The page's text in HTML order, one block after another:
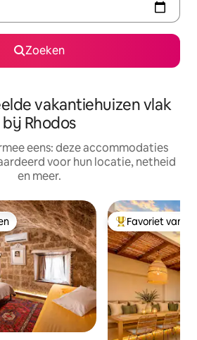
Zoeken
vakantiehuizen vlak
bij Rhodos
eens: deze accommodaties
voor hun locatie, netheid
en meer.
Topfavoriet van
Favoriet van